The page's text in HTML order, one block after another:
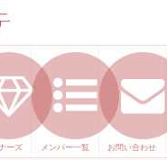
信します。
ママステ ハ
）やスキル・
が集まって
ーズ メンバー一覧 お問い合わせ